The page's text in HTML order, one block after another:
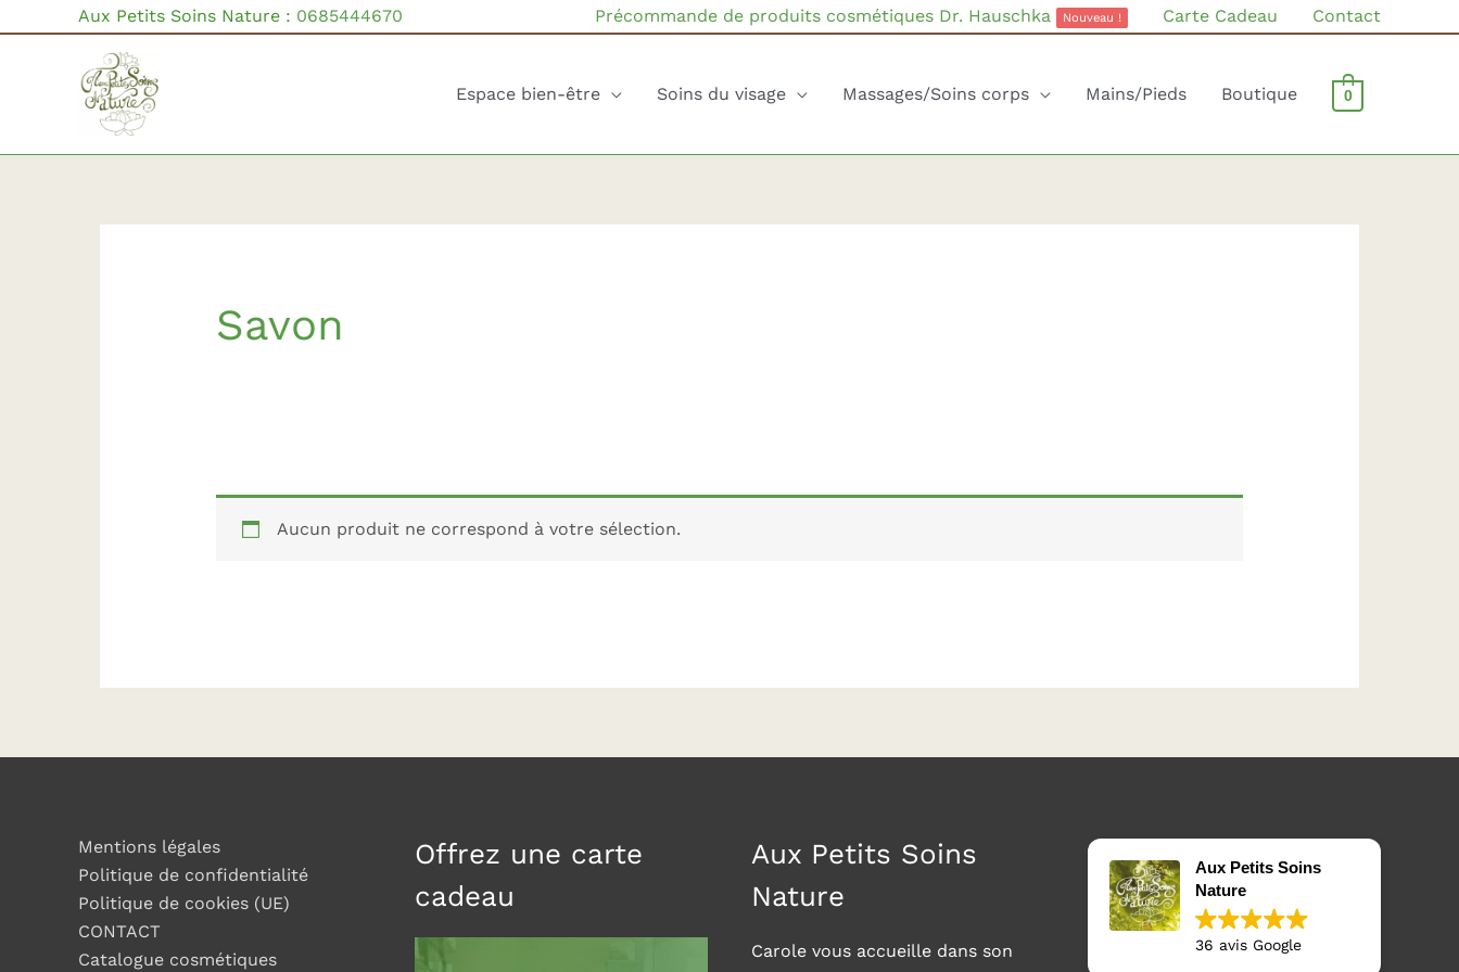
au
Aux Petits Soins Nature : 0685444670 Précommande de produits cosmétiques Dr. Hauschka Nouveau ! Carte Cadeau Contact
Espace bien-être Soins du visage Massages/Soins corps Mains/Pieds Boutique 0
Savon
Aucun produit ne correspond à votre sélection.
Mentions légales
Politique de confidentialité
Politique de cookies (UE)
CONTACT
Catalogue cosmétiques
Offrez une carte
cadeau
Aux Petits Soins
Nature
Carole vous accueille dans son
Aux Petits Soins
Nature
36 avis Google